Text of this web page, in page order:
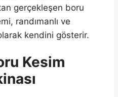
gerçekleşen boru
randımanlı ve
kendini gösterir.
Kesim